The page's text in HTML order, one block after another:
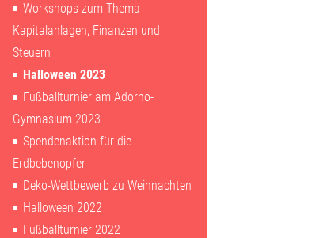
Workshops zum Thema
Kapitalanlagen, Finanzen und
Steuern
Halloween 2023
Fußballturnier am Adorno-
Gymnasium 2023
Spendenaktion für die
Erdbebenopfer
Deko-Wettbewerb zu Weihnachten
Halloween 2022
Fußballturnier 2022